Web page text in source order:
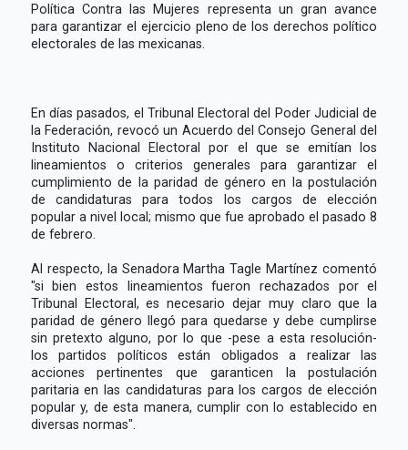
Política Contra las Mujeres representa un gran avance
para garantizar el ejercicio pleno de los derechos político
electorales de las mexicanas.
En días pasados, el Tribunal Electoral del Poder Judicial de
la Federación, revocó un Acuerdo del Consejo General del
Instituto Nacional Electoral por el que se emitían los
lineamientos o criterios generales para garantizar el
cumplimiento de la paridad de género en la postulación
de candidaturas para todos los cargos de elección
popular a nivel local; mismo que fue aprobado el pasado 8
de febrero.
Al respecto, la Senadora Martha Tagle Martínez comentó
"si bien estos lineamientos fueron rechazados por el
Tribunal Electoral, es necesario dejar muy claro que la
paridad de género llegó para quedarse y debe cumplirse
sin pretexto alguno, por lo que -pese a esta resolución-
los partidos políticos están obligados a realizar las
acciones pertinentes que garanticen la postulación
paritaria en las candidaturas para los cargos de elección
popular y, de esta manera, cumplir con lo establecido en
diversas normas".